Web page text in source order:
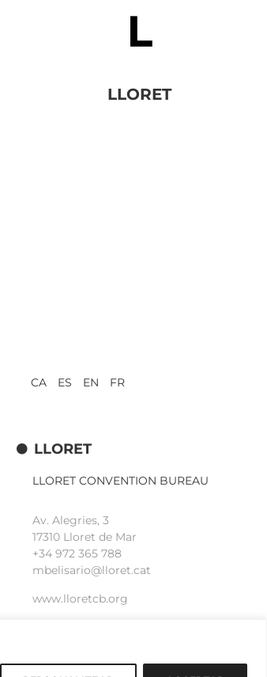
LLORET
CA ES EN FR
LLORET
LLORET CONVENTION BUREAU
Av. Alegries, 3
17310 Lloret de Mar
+34 972 365 788
mbelisario@lloret.cat
www.lloretcb.org